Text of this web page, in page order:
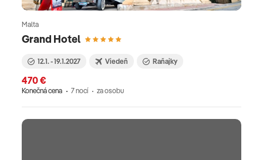
Grand Hotel
Malta
12.1. - 19.1.2027 Viedeň Raňajky
470 €
Konečná cena 7 nocí za osobu